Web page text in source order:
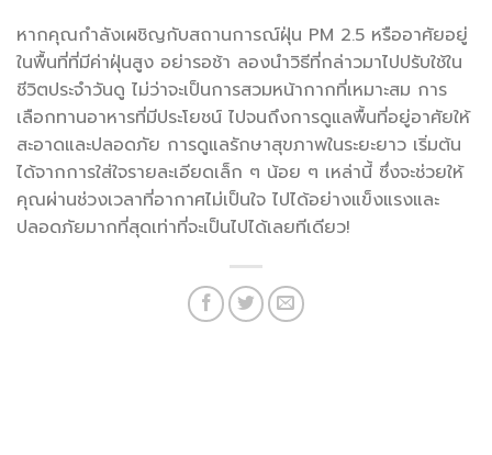
หากคุณกำลังเผชิญกับสถานการณ์ฝุ่น PM 2.5 หรืออาศัยอยู่
ในพื้นที่ที่มีค่าฝุ่นสูง อย่ารอช้า ลองนำวิธีที่กล่าวมาไปปรับใช้ใน
ชีวิตประจำวันดู ไม่ว่าจะเป็นการสวมหน้ากากที่เหมาะสม การ
เลือกทานอาหารที่มีประโยชน์ ไปจนถึงการดูแลพื้นที่อยู่อาศัยให้
สะอาดและปลอดภัย การดูแลรักษาสุขภาพในระยะยาว เริ่มต้น
ได้จากการใส่ใจรายละเอียดเล็ก ๆ น้อย ๆ เหล่านี้ ซึ่งจะช่วยให้
คุณผ่านช่วงเวลาที่อากาศไม่เป็นใจ ไปได้อย่างแข็งแรงและ
ปลอดภัยมากที่สุดเท่าที่จะเป็นไปได้เลยทีเดียว!